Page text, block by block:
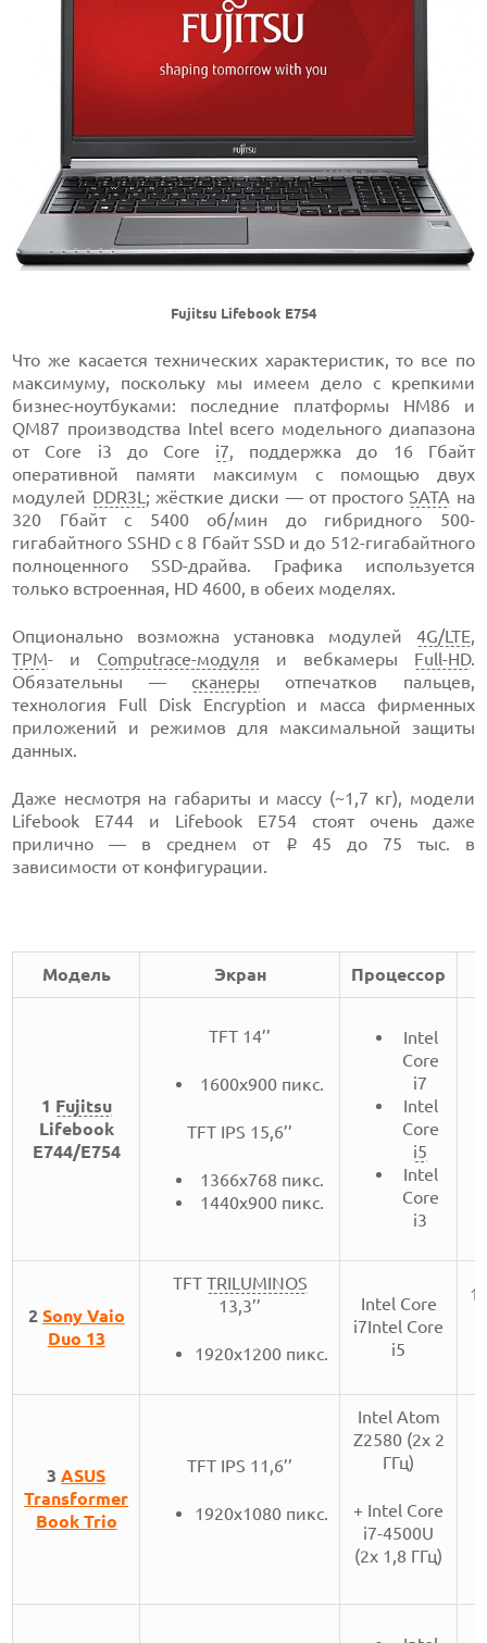
Fujitsu Lifebook E754
Что же касается технических характеристик, то все по
максимуму, поскольку мы имеем дело с крепкими
бизнес-ноутбуками: последние платформы HM86 и
QM87 производства Intel всего модельного диапазона
от Core i3 до Core i7, поддержка до 16 Гбайт
оперативной памяти максимум с помощью двух
модулей DDR3L ; жёсткие диски — от простогоSATA на
320 Гбайт с 5400 об/мин до гибридного 500-
гигабайтного SSHD с 8 Гбайт SSD и до 512-гигабайтного
полноценного SSD-драйва. Графика используется
только встроенная, HD 4600, в обеих моделях.
Опционально возможна установка модулей 4G/LTE,
TPM- и Computrace-модуля и вебкамеры Full-HD.
Обязательны — сканеры отпечатков пальцев,
технология Full Disk Encryption и масса фирменных
приложений и режимов для максимальной защиты
данных.
Даже несмотря на габариты и массу (~1,7 кг), модели
Lifebook E744 и Lifebook E754 стоят очень даже
прилично — в среднем от
i
45 до 75 тыс. в
зависимости от конфигурации.
Модель Экран Процессор
1 Fujitsu
Lifebook
E744/E754
TFT 14’’
1600x900 пикс.
TFT IPS 15,6’’
1366x768 пикс.
1440х900 пикс.
Intel
Core
i7
Intel
Core
i5
Intel
Core
i3
2 Sony Vaio
Duo 13
TFT TRILUMINOS
13,3’’
1920х1200 пикс.
Intel Core
i7Intel Core
i5
3ASUS
Transformer
Book Trio
TFT IPS 11,6’’
1920х1080 пикс.
Intel Atom
Z2580 (2x 2
ГГц)
+ Intel Core
i7-4500U
(2x 1,8 ГГц)